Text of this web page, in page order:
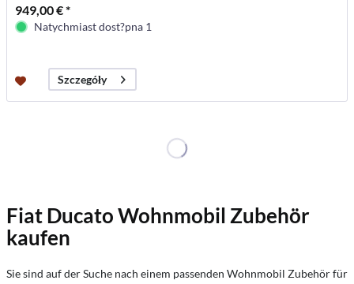
949,00 € *
Natychmiast dost?pna 1
Szczegóły
Fiat Ducato Wohnmobil Zubehör
kaufen
Sie sind auf der Suche nach einem passenden Wohnmobil Zubehör für